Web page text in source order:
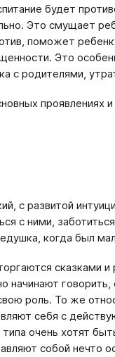
будет
Это смущает
поможет
Это
с родителями,
с развитой
с ними,
когда был
сказками
начинают
роль. То же
себя с
очень хотят
собой нечто